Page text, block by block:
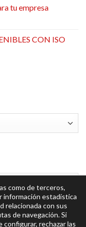
tu empresa
CON ISO
como de terceros,
información estadística
relacionada con sus
de navegación. Si
rechazar las